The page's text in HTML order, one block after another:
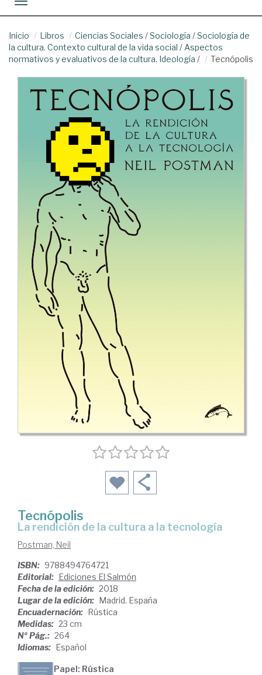
Toggle navigation
Inicio Libros Ciencias Sociales /Sociología /Sociología de
la cultura. Contexto cultural de la vida social / Aspectos
normativos y evaluativos de la cultura. Ideología / Tecnópolis
Tecnópolis
la rendición de la cultura a la tecnología
Postman, Neil
ISBN: 9788494764721
Editorial: Ediciones El Salmón
Fecha de la edición: 2018
Lugar de la edición: Madrid. España
Encuadernación: Rústica
Medidas: 23 cm
Nº Pág.: 264
Idiomas: Español
Papel: Rústica